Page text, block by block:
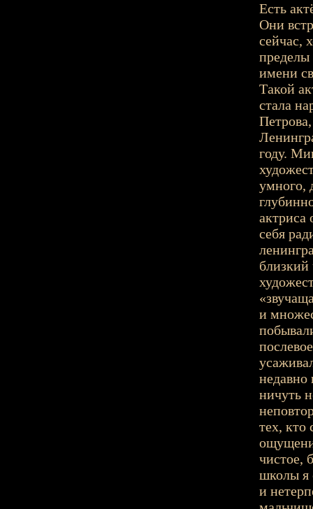
Есть
Они
сейчас,
пределы
имени
Такой
стала
году.
умного,
актриса
себя
близкий
и
недавно
ничуть
тех, кто
чистое,
школы я
и